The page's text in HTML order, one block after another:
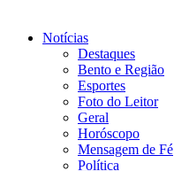
Notícias
Destaques
Bento e Região
Esportes
Foto do Leitor
Geral
Horóscopo
Mensagem de Fé
Política